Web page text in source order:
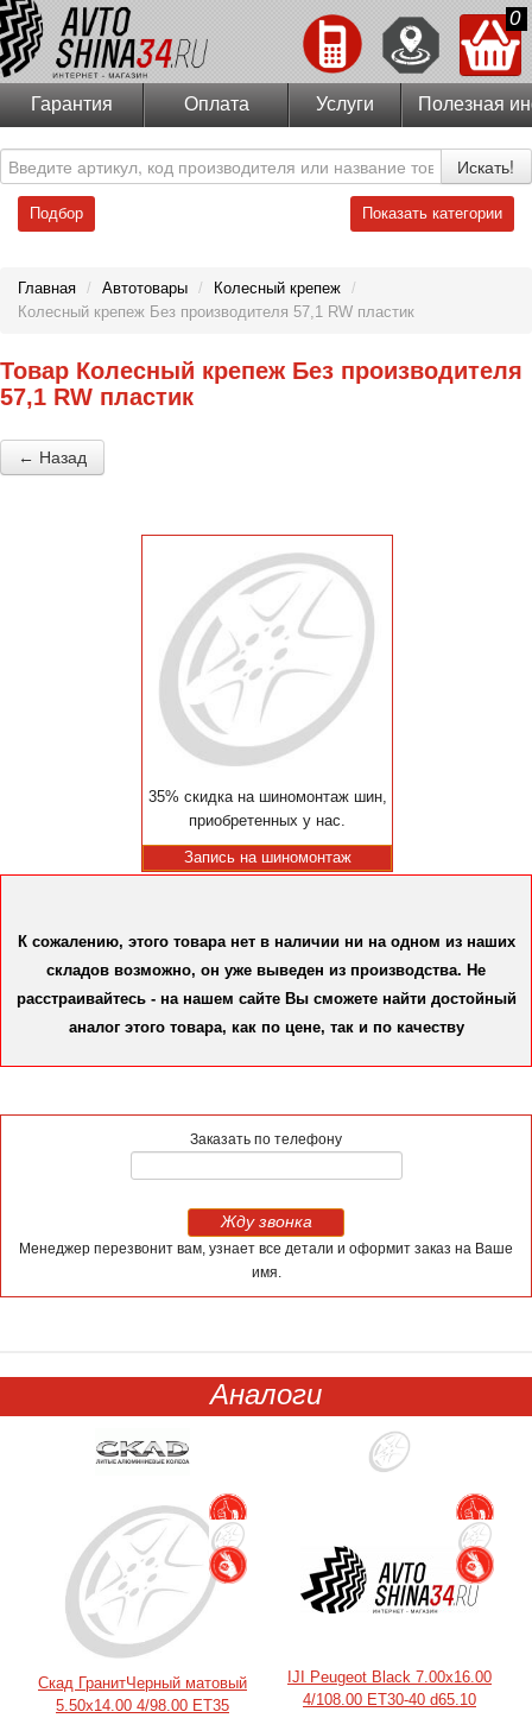
0
Гарантия Оплата Услуги Полезная
Искать!
Подбор Показать категории
Главная / Автотовары / Колесный крепеж /
Колесный крепеж Без производителя 57,1 RW пластик
Товар Колесный крепеж Без производителя
57,1 RW пластик
← Назад
35% скидка на шиномонтаж шин,
приобретенных у нас.
Запись на шиномонтаж
К сожалению, этого товара нет в наличии ни на одном из наших
складов возможно, он уже выведен из производства. Не
расстраивайтесь - на нашем сайте Вы сможете найти достойный
аналог этого товара, как по цене, так и по качеству
Заказать по телефону
Жду звонка
Менеджер перезвонит вам, узнает все детали и оформит заказ на Ваше
имя.
Аналоги
Скад ГранитЧерный матовый
5.50x14.00 4/98.00 ET35
IJI Peugeot Black 7.00x16.00
4/108.00 ET30-40 d65.10